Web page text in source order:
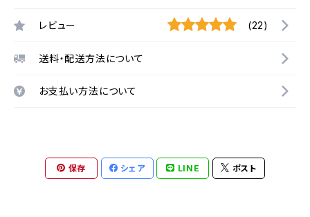
レビュー (22)
送料・配送方法について
お支払い方法について
保存 シェア LINE ポスト